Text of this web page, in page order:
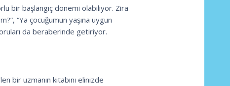
bir başlangıç dönemi olabiliyor. Zira
“Ya çocuğumun yaşına uygun
da beraberinde getiriyor.
bir uzmanın kitabını elinizde